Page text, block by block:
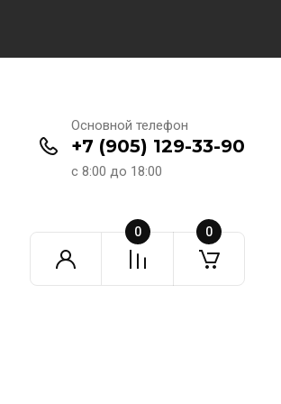
Основной телефон
+7 (905) 129-33-90
с 8:00 до 18:00
0 0